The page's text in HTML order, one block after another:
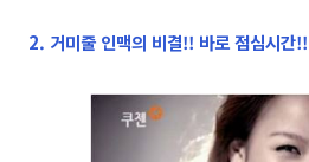
2. 거미줄 인맥의 비결!! 바로 점심시간